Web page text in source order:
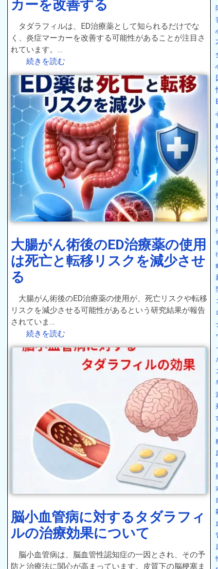
カーを改善する
タダラフィルは、ED治療薬として知られるだけでな
く、炎症マーカーを改善する可能性があることが注目さ
れています。…
続きを読む
大腸がん術後のED治療薬の使用
は死亡と転移リスクを減少させ
る
大腸がん術後のED治療薬の使用が、死亡リスクや転移
リスクを減少させる可能性があるという研究結果が報告
されていま…
続きを読む
脳小血管病に対するタダラフィ
ルの治療効果について
脳小血管病は、脳血管性認知症の一因とされ、その予
防と治療法に関心が高まっています。皮質下の脳梗塞ま